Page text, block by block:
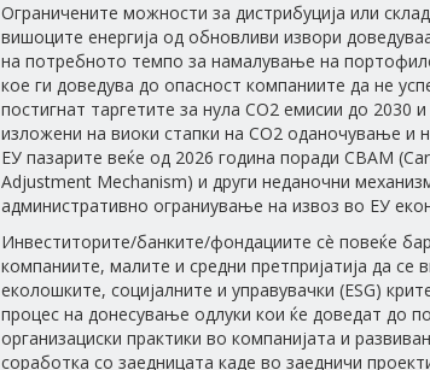
Ограничените можности за дистрибуција или
вишоците енергија од обновливи извори
на потребното темпо за намалување на
кое ги доведува до опасност компаниите да не
постигнат таргетите за нула CO2 емисии до 2030
изложени на виоки стапки на CO2 оданочување и
ЕУ пазарите веќе од 2026 година поради CBAM
Adjustment Mechanism) и други неданочни
административно ограниување на извоз во ЕУ
Инвеститорите/банките/фондациите сè повеќе
компаниите, малите и средни претпријатија да се
еколошките, социјалните и управувачки (ESG)
процес на донесување одлуки кои ќе доведат до
организациски практики во компанијата и
соработка со заедницата каде во заедничи